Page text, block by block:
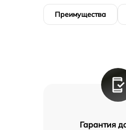
Преимущества
Гарантия